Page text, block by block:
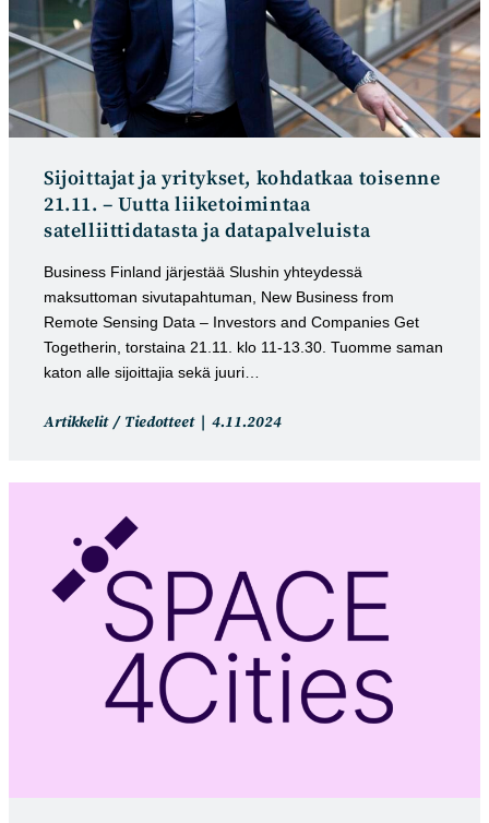
Sijoittajat ja yritykset, kohdatkaa toisenne
21.11. – Uutta liiketoimintaa
satelliittidatasta ja datapalveluista
Business Finland järjestää Slushin yhteydessä
maksuttoman sivutapahtuman, New Business from
Remote Sensing Data – Investors and Companies Get
Togetherin, torstaina 21.11. klo 11-13.30. Tuomme saman
katon alle sijoittajia sekä juuri…
Artikkelin
Artikkelit / Tiedotteet
Artikkeli
4.11.2024